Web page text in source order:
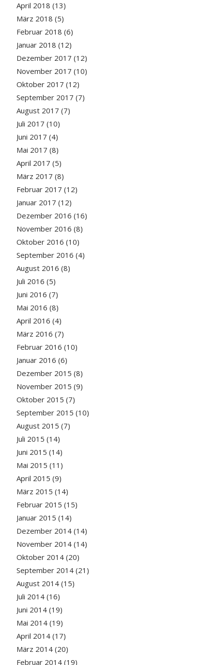
April 2018 (13)
März 2018 (5)
Februar 2018 (6)
Januar 2018 (12)
Dezember 2017 (12)
November 2017 (10)
Oktober 2017 (12)
September 2017 (7)
August 2017 (7)
Juli 2017 (10)
Juni 2017 (4)
Mai 2017 (8)
April 2017 (5)
März 2017 (8)
Februar 2017 (12)
Januar 2017 (12)
Dezember 2016 (16)
November 2016 (8)
Oktober 2016 (10)
September 2016 (4)
August 2016 (8)
Juli 2016 (5)
Juni 2016 (7)
Mai 2016 (8)
April 2016 (4)
März 2016 (7)
Februar 2016 (10)
Januar 2016 (6)
Dezember 2015 (8)
November 2015 (9)
Oktober 2015 (7)
September 2015 (10)
August 2015 (7)
Juli 2015 (14)
Juni 2015 (14)
Mai 2015 (11)
April 2015 (9)
März 2015 (14)
Februar 2015 (15)
Januar 2015 (14)
Dezember 2014(14)
November 2014(14)
Oktober 2014(20)
September 2014(21)
August 2014(15)
Juli 2014(16)
Juni 2014(19)
Mai 2014(19)
April 2014(17)
März 2014(20)
Februar 2014(19)